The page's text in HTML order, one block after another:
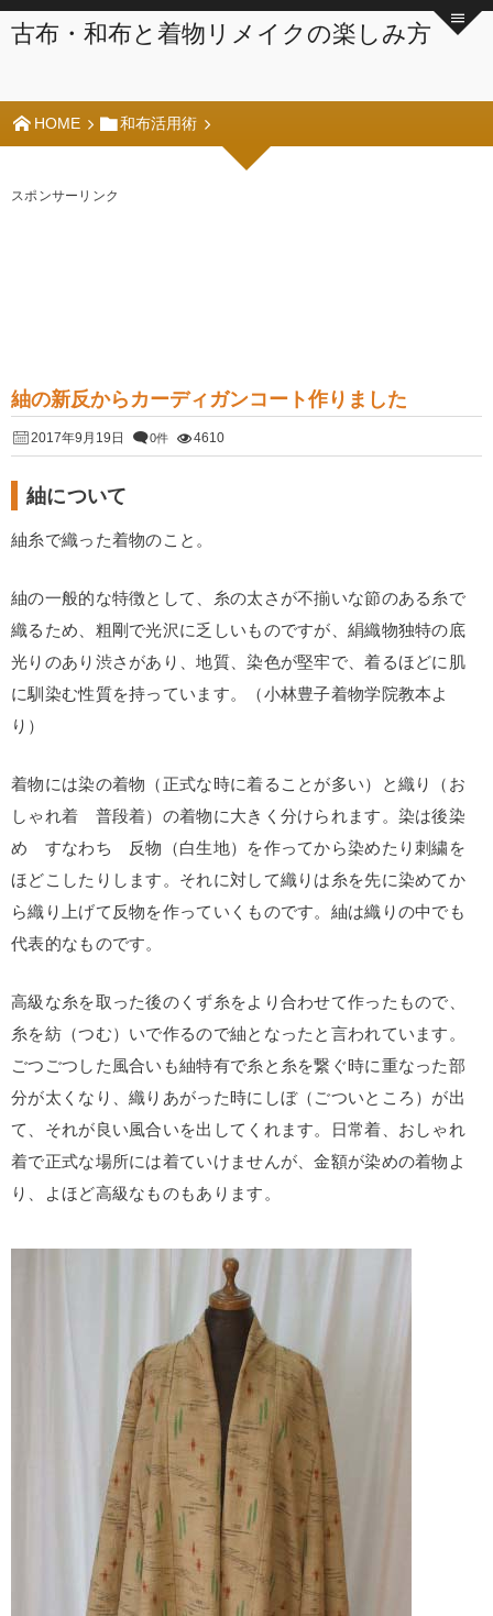
古布・和布と着物リメイクの楽しみ方
HOME 和布活用術
スポンサーリンク
紬の新反からカーディガンコート作りました
2017年9月19日 0件 4610
紬について
紬糸で織った着物のこと。
紬の一般的な特徴として、糸の太さが不揃いな節のある糸で
織るため、粗剛で光沢に乏しいものですが、絹織物独特の底
光りのあり渋さがあり、地質、染色が堅牢で、着るほどに肌
に馴染む性質を持っています。（小林豊子着物学院教本よ
り）
着物には染の着物（正式な時に着ることが多い）と織り（お
しゃれ着 普段着）の着物に大きく分けられます。染は後染
め すなわち 反物（白生地）を作ってから染めたり刺繍を
ほどこしたりします。それに対して織りは糸を先に染めてか
ら織り上げて反物を作っていくものです。紬は織りの中でも
代表的なものです。
高級な糸を取った後のくず糸をより合わせて作ったもので、
糸を紡（つむ）いで作るので紬となったと言われています。
ごつごつした風合いも紬特有で糸と糸を繋ぐ時に重なった部
分が太くなり、織りあがった時にしぼ（ごついところ）が出
て、それが良い風合いを出してくれます。日常着、おしゃれ
着で正式な場所には着ていけませんが、金額が染めの着物よ
り、よほど高級なものもあります。